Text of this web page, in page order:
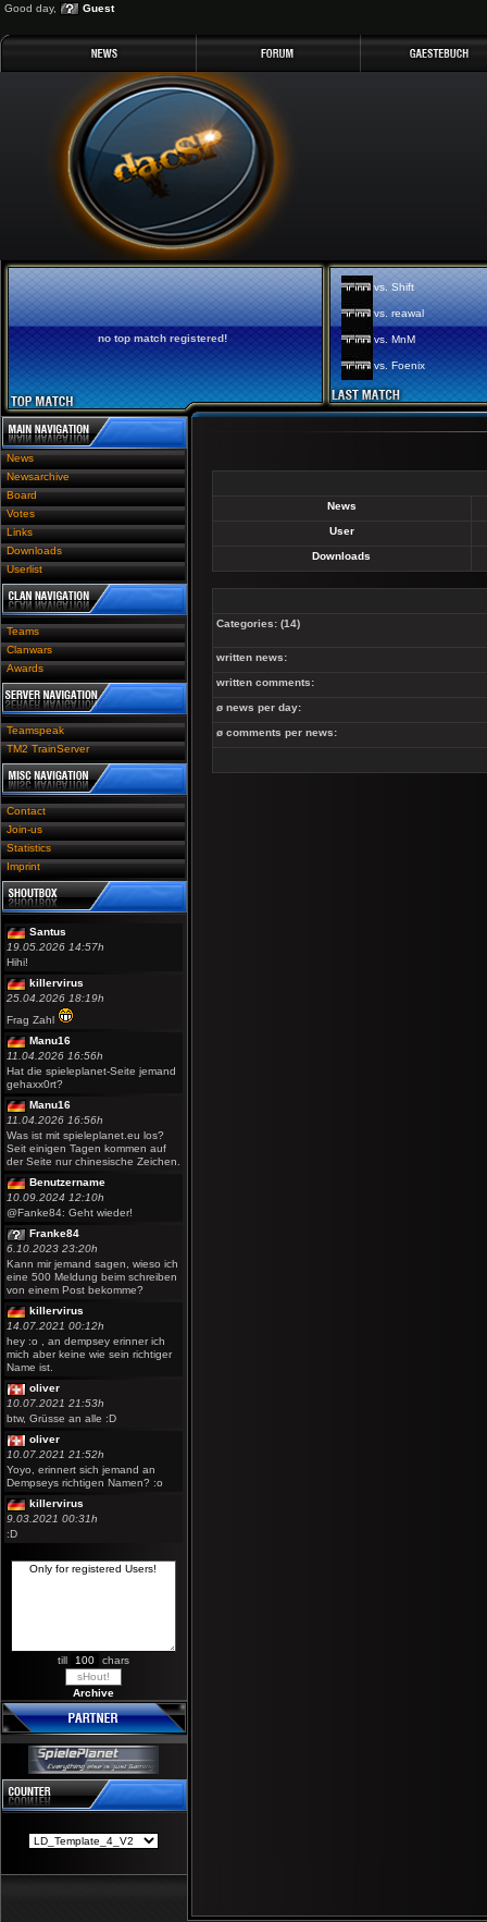
Good day, Guest
no top match registered!
vs. Shift
vs. reawal
vs. MnM
vs. Foenix
News
Newsarchive
Board
Votes
Links
Downloads
Userlist
Teams
Clanwars
Awards
Teamspeak
TM2 TrainServer
Contact
Join-us
Statistics
Imprint
Santus
19.05.2026 14:57h
Hihi!
killervirus
25.04.2026 18:19h
Frag Zahl
Manu16
11.04.2026 16:56h
Hat die spieleplanet-Seite jemand
gehaxx0rt?
Manu16
11.04.2026 16:56h
Was ist mit spieleplanet.eu los?
Seit einigen Tagen kommen auf
der Seite nur chinesische Zeichen.
Benutzername
10.09.2024 12:10h
@Fanke84: Geht wieder!
Franke84
6.10.2023 23:20h
Kann mir jemand sagen, wieso ich
eine 500 Meldung beim schreiben
von einem Post bekomme?
killervirus
14.07.2021 00:12h
hey :o , an dempsey erinner ich
mich aber keine wie sein richtiger
Name ist.
oliver
10.07.2021 21:53h
btw, Grüsse an alle :D
oliver
10.07.2021 21:52h
Yoyo, erinnert sich jemand an
Dempseys richtigen Namen? :o
killervirus
9.03.2021 00:31h
:D
till chars
Archive
News
User
Downloads
Categories: (14)
written news:
written comments:
ø news per day:
ø comments per news: